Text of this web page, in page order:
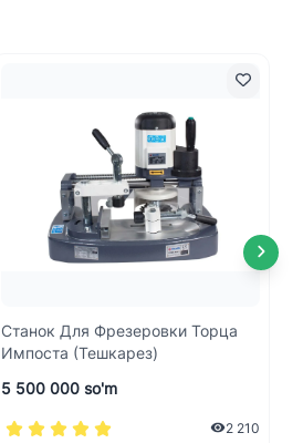
Станок Для Фрезеровки Торца
Импоста (тешкарез)
5 500 000 so'm
2 210